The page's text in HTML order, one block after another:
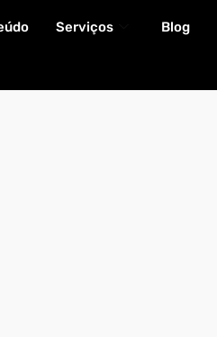
Serviços Blog